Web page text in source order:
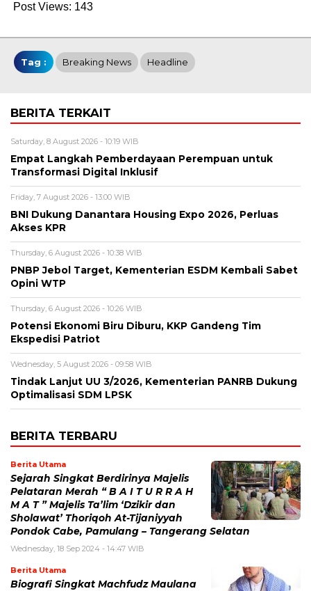
Post Views: 143
Tag : Breaking News Headline
BERITA TERKAIT
Saturday, 8 August 2026 - 10:19 WIB
Empat Langkah Pemberdayaan Perempuan untuk
Transformasi Digital Inklusif
Friday, 7 August 2026 - 13:00 WIB
BNI Dukung Danantara Housing Expo 2026, Perluas
Akses KPR
Thursday, 6 August 2026 - 10:38 WIB
PNBP Jebol Target, Kementerian ESDM Kembali Sabet
Opini WTP
Thursday, 6 August 2026 - 10:26 WIB
Potensi Ekonomi Biru Diburu, KKP Gandeng Tim
Ekspedisi Patriot
Wednesday, 5 August 2026 - 09:58 WIB
Tindak Lanjut UU 3/2026, Kementerian PANRB Dukung
Optimalisasi SDM LPSK
BERITA TERBARU
Berita Utama
Sejarah Singkat Berdirinya Majelis
Pelataran Merah “ B A I T U R R A H
M A T ” Majelis Ta’lim ‘Dzikir dan
Sholawat’ Thoriqoh At-Tijaniyyah
Pondok Cabe, Pamulang – Tangerang Selatan
Wednesday, 18 Sep 2024 - 14:47 WIB
Berita Utama
Biografi Singkat Machfudz Maulana